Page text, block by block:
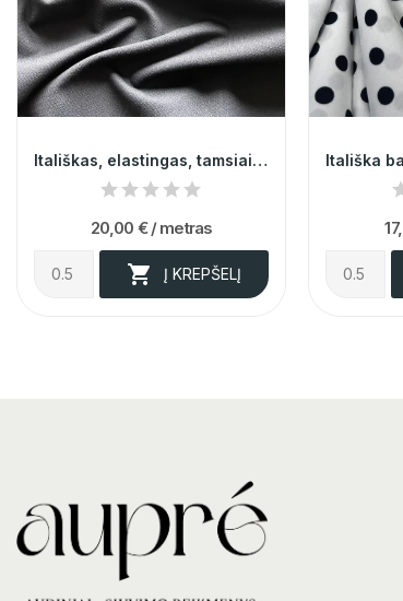
Itališkas, elastingas, tamsiai mėlynos spalvos,...
20,00 € / metras
 Į KREPŠELĮ